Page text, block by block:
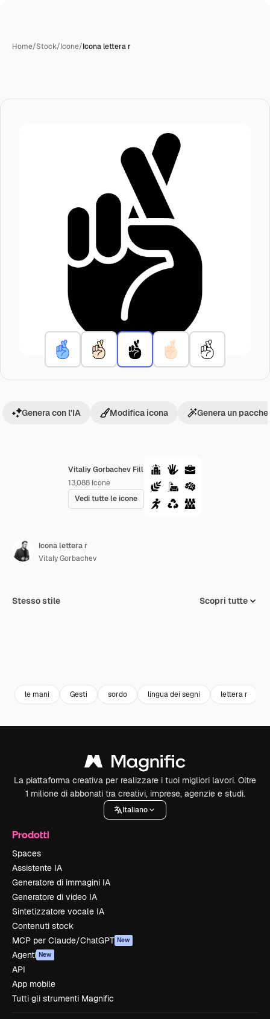
Home/Stock/Icone/Icona lettera r
Vitaliy Gorbachev Fill
13,088 Icone
Vedi tutte le icone
Genera con l'IA Modifica icona Genera un
Icona lettera r
Vitaly Gorbachev
Stesso stile Scopri tutte
le mani Gesti sordo lingua dei segni lettera r
La piattaforma creativa per realizzare i tuoi migliori lavori. Oltre
1 milione di abbonati tra creativi, imprese, agenzie e studi.
Italiano
Prodotti
Spaces
Assistente IA
Generatore di immagini IA
Generatore di video IA
Sintetizzatore vocale IA
Contenuti stock
MCP per Claude/ChatGPT New
Agenti New
API
App mobile
Tutti gli strumenti Magnific